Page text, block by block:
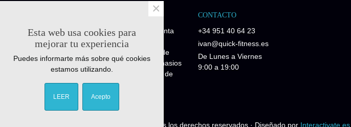
Quick-Fitness es una empresa de venta
de recambios y repuestos fitness.
Disponemos de piezas de repuesto de
maquinaria profesional para los gimnasios
y piezas de repuesto para máquinas de
particulares Fitness Home.
CONTACTO
+34 951 40 64 23
ivan@quick-fitness.es
De Lunes a Viernes
9:00 a 19:00
© Quick-fitness.es 2011-2025 - Todos los derechos reservados · Diseñado por Interactivate.es
Esta web usa cookies para
mejorar tu experiencia
Puedes informarte más sobre qué cookies
estamos utilizando.
LEER Acepto
×